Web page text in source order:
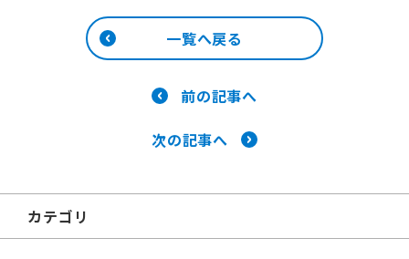
一覧へ戻る
前の記事へ
次の記事へ
カテゴリ